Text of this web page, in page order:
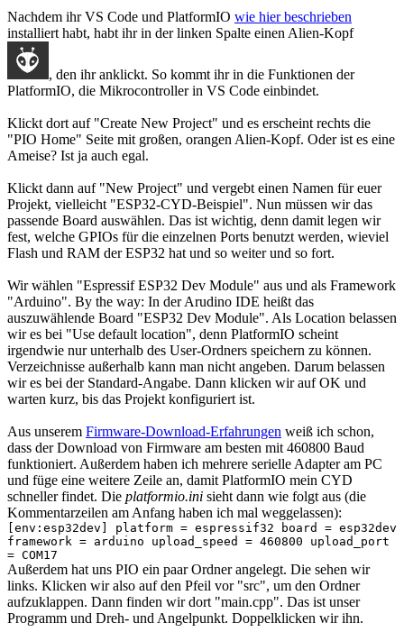
Nachdem ihr VS Code und PlatformIO wie hier beschrieben
installiert habt, habt ihr in der linken Spalte einen Alien-Kopf
, den ihr anklickt. So kommt ihr in die Funktionen der
PlatformIO, die Mikrocontroller in VS Code einbindet.
Klickt dort auf "Create New Project" und es erscheint rechts die
"PIO Home" Seite mit großen, orangen Alien-Kopf. Oder ist es eine
Ameise? Ist ja auch egal.
Klickt dann auf "New Project" und vergebt einen Namen für euer
Projekt, vielleicht "ESP32-CYD-Beispiel". Nun müssen wir das
passende Board auswählen. Das ist wichtig, denn damit legen wir
fest, welche GPIOs für die einzelnen Ports benutzt werden, wieviel
Flash und RAM der ESP32 hat und so weiter und so fort.
Wir wählen "Espressif ESP32 Dev Module" aus und als Framework
"Arduino". By the way: In der Arudino IDE heißt das
auszuwählende Board "ESP32 Dev Module". Als Location belassen
wir es bei "Use default location", denn PlatformIO scheint
irgendwie nur unterhalb des User-Ordners speichern zu können.
Verzeichnisse außerhalb kann man nicht angeben. Darum belassen
wir es bei der Standard-Angabe. Dann klicken wir auf OK und
warten kurz, bis das Projekt konfiguriert ist.
Aus unserem Firmware-Download-Erfahrungen weiß ich schon,
dass der Download von Firmware am besten mit 460800 Baud
funktioniert. Außerdem haben ich mehrere serielle Adapter am PC
und füge eine weitere Zeile an, damit PlatformIO mein CYD
schneller findet. Die platformio.ini sieht dann wie folgt aus (die
Kommentarzeilen am Anfang haben ich mal weggelassen):
[env:esp32dev] platform = espressif32 board = esp32dev
framework = arduino upload_speed = 460800 upload_port
= COM17
Außerdem hat uns PIO ein paar Ordner angelegt. Die sehen wir
links. Klicken wir also auf den Pfeil vor "src", um den Ordner
aufzuklappen. Dann finden wir dort "main.cpp". Das ist unser
Programm und Dreh- und Angelpunkt. Doppelklicken wir ihn.